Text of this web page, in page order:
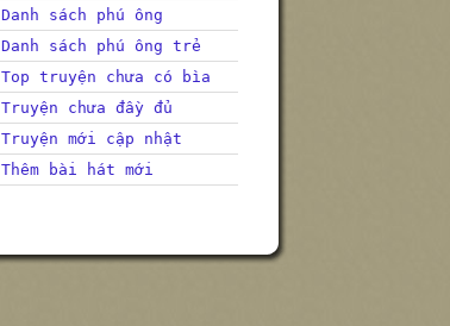
Danh sách phú ông
Danh sách phú ông trẻ
Top truyện chưa có bìa
Truyện chưa đầy đủ
Truyện mới cập nhật
Thêm bài hát mới